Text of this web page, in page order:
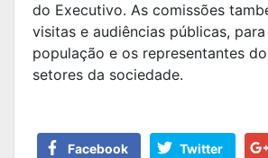
do Executivo. As comissões
visitas e audiências públicas,
população e os representantes
setores da sociedade.
Facebook Twitter